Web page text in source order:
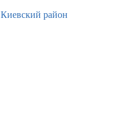
Киевский район